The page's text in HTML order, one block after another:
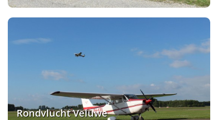
Rondvlucht Veluwe